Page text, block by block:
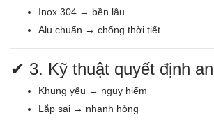
Inox 304 → bền lâu
Alu chuẩn → chống thời tiết
✔ 3. Kỹ thuật quyết định
Khung yếu → nguy hiểm
Lắp sai → nhanh hỏng